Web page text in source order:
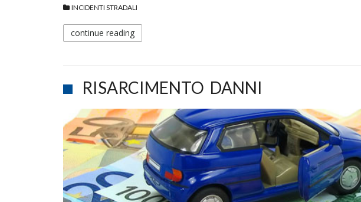
INCIDENTI STRADALI
continue reading
RISARCIMENTO DANNI